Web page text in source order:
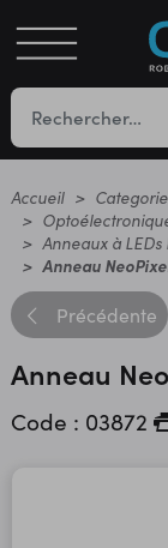
Accueil
Anneaux à LEDs
Anneau
Précédente
Anneau
Code : 03872